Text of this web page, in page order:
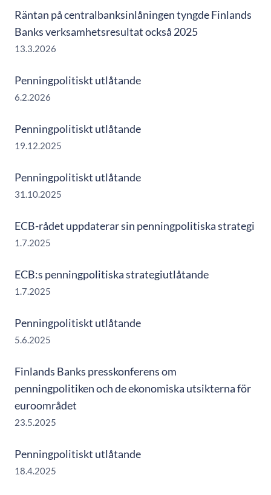
Räntan på centralbanksinlåningen tyngde Finlands
Banks verksamhetsresultat också 2025
13.3.2026
Penningpolitiskt utlåtande
6.2.2026
Penningpolitiskt utlåtande
19.12.2025
Penningpolitiskt utlåtande
31.10.2025
ECB-rådet uppdaterar sin penningpolitiska strategi
1.7.2025
ECB:s penningpolitiska strategiutlåtande
1.7.2025
Penningpolitiskt utlåtande
5.6.2025
Finlands Banks presskonferens om
penningpolitiken och de ekonomiska utsikterna för
euroområdet
23.5.2025
Penningpolitiskt utlåtande
18.4.2025